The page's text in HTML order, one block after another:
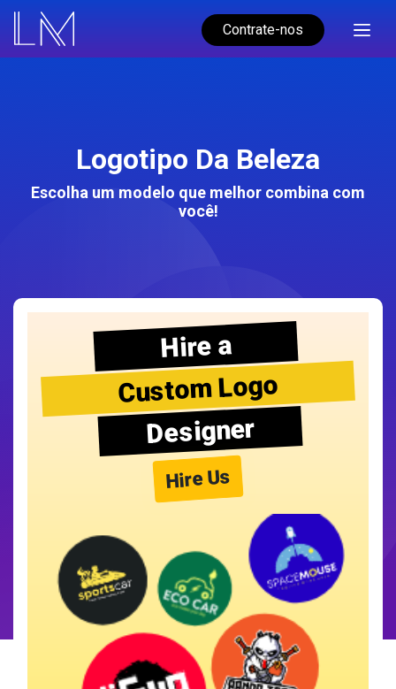
Contrate-nos
Logotipo Da Beleza
Escolha um modelo que melhor combina com
você!
Hire a
Custom Logo
Designer
Hire Us